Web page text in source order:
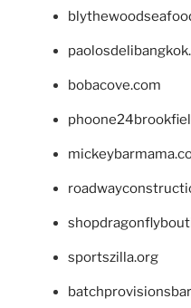
bobacove.com
sportszilla.org